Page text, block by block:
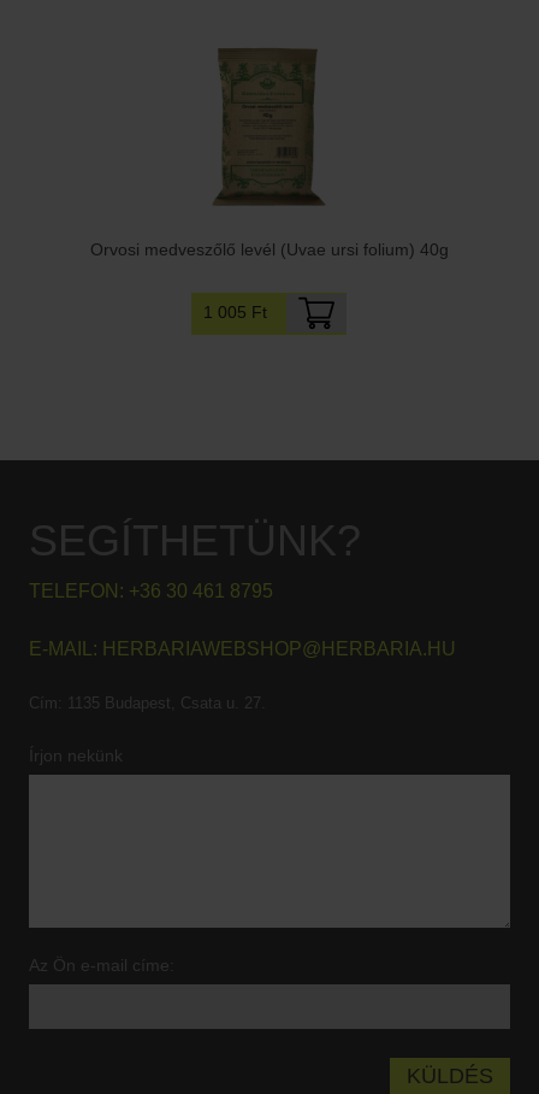
Orvosi medveszőlő levél (Uvae ursi folium) 40g
1 005 Ft
SEGÍTHETÜNK?
TELEFON: +36 30 461 8795
E-MAIL: HERBARIAWEBSHOP@HERBARIA.HU
Cím: 1135 Budapest, Csata u. 27.
Írjon nekünk
Az Ön e-mail címe: